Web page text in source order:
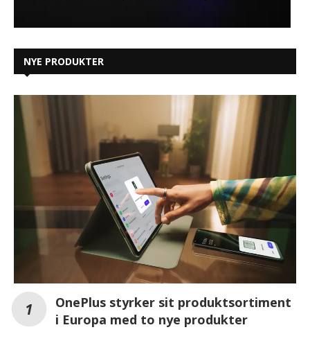
NYE PRODUKTER
OnePlus styrker sit produktsortiment
i Europa med to nye produkter